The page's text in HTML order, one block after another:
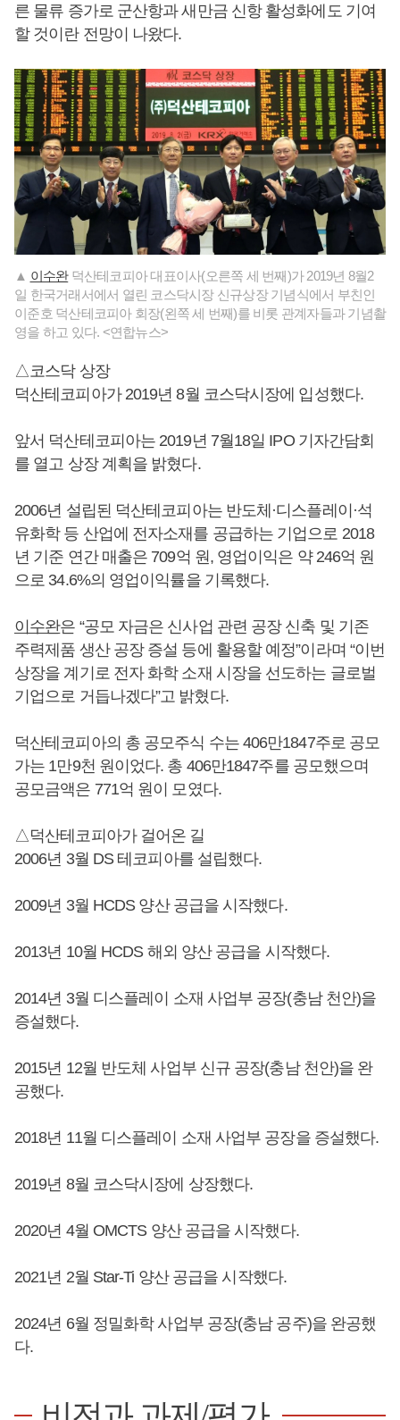
른 물류 증가로 군산항과 새만금 신항 활성화에도 기여
할 것이란 전망이 나왔다.
▲ 이수완덕산테코피아 대표이사(오른쪽 세 번째)가 2019년 8월2
일 한국거래서에서 열린 코스닥시장 신규상장 기념식에서 부친인
이준호 덕산테코피아 회장(왼쪽 세 번째)를 비롯 관계자들과 기념촬
영을 하고 있다. <연합뉴스>
△코스닥 상장
덕산테코피아가 2019년 8월 코스닥시장에 입성했다.
앞서 덕산테코피아는 2019년 7월18일 IPO 기자간담회
를 열고 상장 계획을 밝혔다.
2006년 설립된 덕산테코피아는 반도체·디스플레이·석
유화학 등 산업에 전자소재를 공급하는 기업으로 2018
년 기준 연간 매출은 709억 원, 영업이익은 약 246억 원
으로 34.6%의 영업이익률을 기록했다.
이수완은 “공모 자금은 신사업 관련 공장 신축 및 기존
주력제품 생산 공장 증설 등에 활용할 예정”이라며 “이번
상장을 계기로 전자 화학 소재 시장을 선도하는 글로벌
기업으로 거듭나겠다”고 밝혔다.
덕산테코피아의 총 공모주식 수는 406만1847주로 공모
가는 1만9천 원이었다. 총 406만1847주를 공모했으며
공모금액은 771억 원이 모였다.
△덕산테코피아가 걸어온 길
2006년 3월 DS 테코피아를 설립했다.
2009년 3월 HCDS 양산 공급을 시작했다.
2013년 10월 HCDS 해외 양산 공급을 시작했다.
2014년 3월 디스플레이 소재 사업부 공장(충남 천안)을
증설했다.
2015년 12월 반도체 사업부 신규 공장(충남 천안)을 완
공했다.
2018년 11월 디스플레이 소재 사업부 공장을 증설했다.
2019년 8월 코스닥시장에 상장했다.
2020년 4월 OMCTS 양산 공급을 시작했다.
2021년 2월 Star-Ti 양산 공급을 시작했다.
2024년 6월 정밀화학 사업부 공장(충남 공주)을 완공했
다.